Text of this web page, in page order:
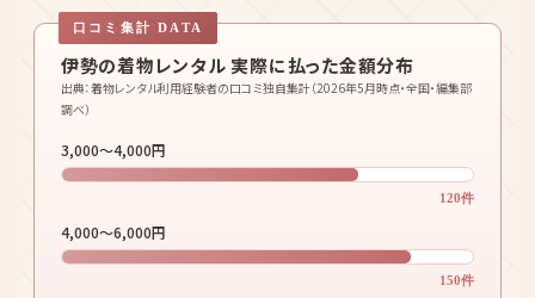
伊勢の着物レンタル 実際に払った金額分布
出典：着物レンタル利用経験者の口コミ独自集計（2026年5月時点・全国・編集部
調べ）
3,000〜4,000円
120件
4,000〜6,000円
150件